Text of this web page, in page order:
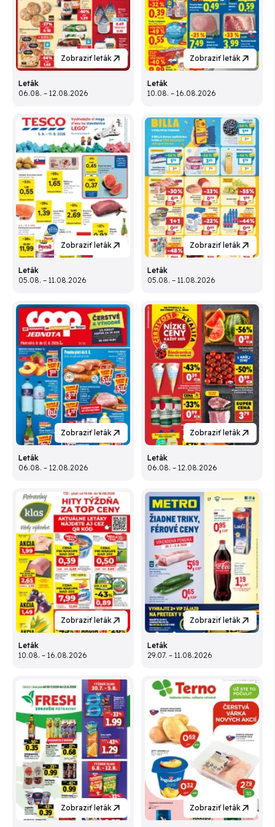
Zobraziť leták
Leták
06.08. – 12.08.2026
Zobraziť leták
Leták
10.08. – 16.08.2026
Zobraziť leták
Leták
05.08. – 11.08.2026
Zobraziť leták
Leták
05.08. – 11.08.2026
Zobraziť leták
Leták
06.08. – 12.08.2026
Zobraziť leták
Leták
06.08. – 12.08.2026
Zobraziť leták
Leták
10.08. – 16.08.2026
Zobraziť leták
Leták
29.07. – 11.08.2026
Zobraziť leták Zobraziť leták